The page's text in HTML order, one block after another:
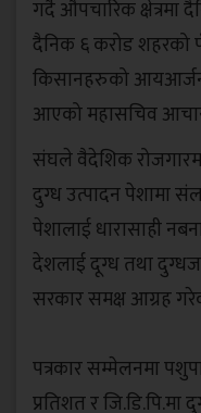
गर्दै औपचारिक
दैनिक ६ करोड शहरको
किसानहरुको
आएको महासचिव
संघले वैदेशिक
दुग्ध उत्पादन पेशामा
पेशालाई धारासाही
देशलाई दूग्ध तथा
सरकार समक्ष आग्रह
पत्रकार सम्मेलनमा
प्रतिशत र जि.डि.पि.मा